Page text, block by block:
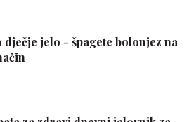
dječje jelo - špagete bolonjez na